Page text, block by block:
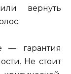
вернуть
— гарантия
Не стоит